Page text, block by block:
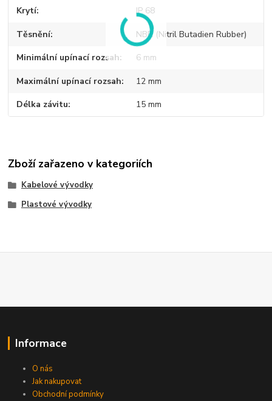
Krytí IP 68
Těsnění NBR (Nitril Butadien Rubber)
Minimální upínací rozsah 6 mm
Maximální upínací rozsah 12 mm
Délka závitu 15 mm
Zboží zařazeno v kategoriích
Kabelové vývodky
Plastové vývodky
Informace
O nás
Jak nakupovat
Obchodní podmínky